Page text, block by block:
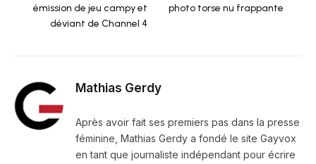
émission de jeu campy et
déviant de Channel 4
photo torse nu frappante
Mathias Gerdy
Après avoir fait ses premiers pas dans la presse
féminine, Mathias Gerdy a fondé le site Gayvox
en tant que journaliste indépendant pour écrire